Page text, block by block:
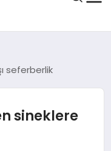
seferberlik
sineklere